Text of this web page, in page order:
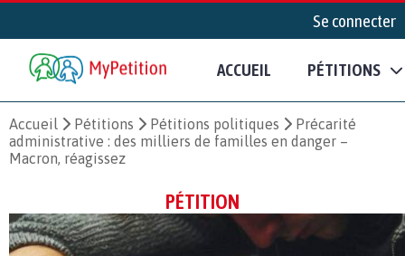
Se connecter
ACCUEIL PÉTITIONS
Accueil Pétitions Pétitions politiques
Précarité
administrative : des milliers de familles en danger –
Macron, réagissez
PÉTITION